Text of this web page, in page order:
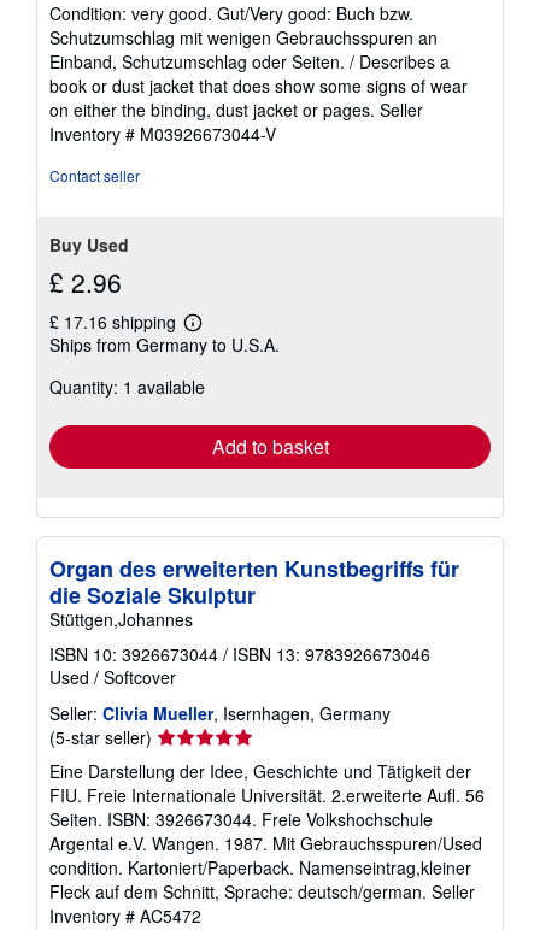
5
out
of
5
stars
Condition: very good. Gut/Very good: Buch bzw.
Schutzumschlag mit wenigen Gebrauchsspuren an
Einband, Schutzumschlag oder Seiten. / Describes a
book or dust jacket that does show some signs of wear
on either the binding, dust jacket or pages. Seller
Inventory # M03926673044-V
Contact seller
Buy Used
£ 2.96
£ 17.16 shipping
Learn
more
shipping
Ships from Germany to U.S.A.
Quantity: 1 available
Add to basket
Organ des erweiterten Kunstbegriffs für
die Soziale Skulptur
Stüttgen,Johannes
ISBN 10: 3926673044 / ISBN 13: 9783926673046
Used / Softcover
Seller: Clivia Mueller, Isernhagen, Germany
(5-star seller) Seller
rating
5
out
of
5
stars
Eine Darstellung der Idee, Geschichte und Tätigkeit der
FIU. Freie Internationale Universität. 2.erweiterte Aufl. 56
Seiten. ISBN: 3926673044. Freie Volkshochschule
Argental e.V. Wangen. 1987. Mit Gebrauchsspuren/Used
condition. Kartoniert/Paperback. Namenseintrag,kleiner
Fleck auf dem Schnitt, Sprache: deutsch/german. Seller
Inventory # AC5472